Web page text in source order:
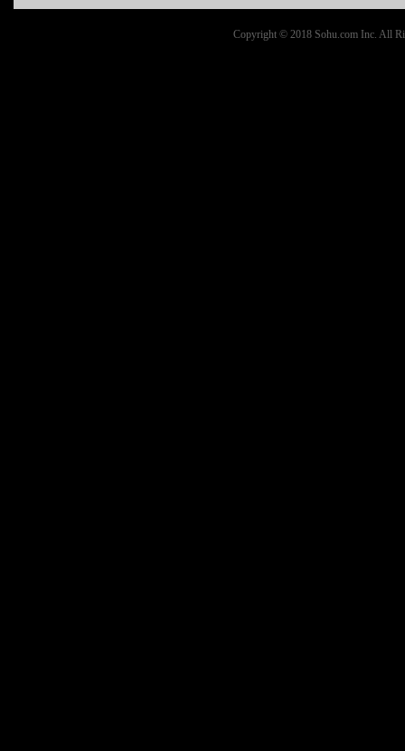
Copyright © 2018 Sohu.com Inc. All